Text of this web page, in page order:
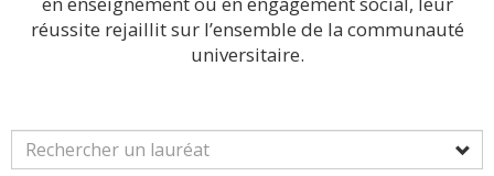
réussite rejaillit sur l’ensemble de la communauté
universitaire.